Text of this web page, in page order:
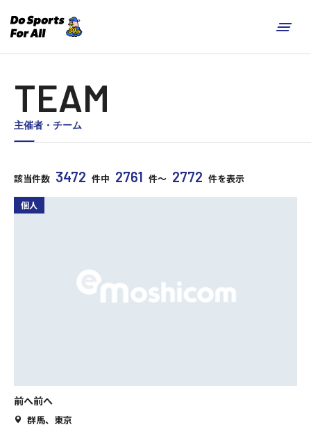
TEAM
主催者・チーム
該当件数 3472 件中 2761 件～ 2772 件を表示
個人
前へ前へ
群馬、東京